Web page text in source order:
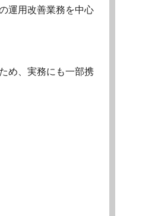
運用改善業務を中心
め、実務にも一部携